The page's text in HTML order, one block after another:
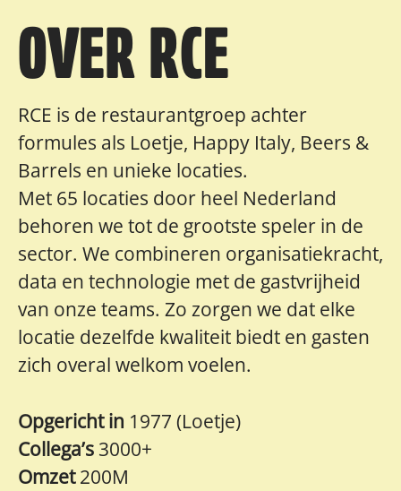
OVER RCE
RCE is de restaurantgroep achter
formules als Loetje, Happy Italy, Beers &
Barrels en unieke locaties.
Met 65 locaties door heel Nederland
behoren we tot de grootste speler in de
sector. We combineren organisatiekracht,
data en technologie met de gastvrijheid
van onze teams. Zo zorgen we dat elke
locatie dezelfde kwaliteit biedt en gasten
zich overal welkom voelen.
Opgericht in 1977 (Loetje)
Collega’s 3000+
Omzet200M